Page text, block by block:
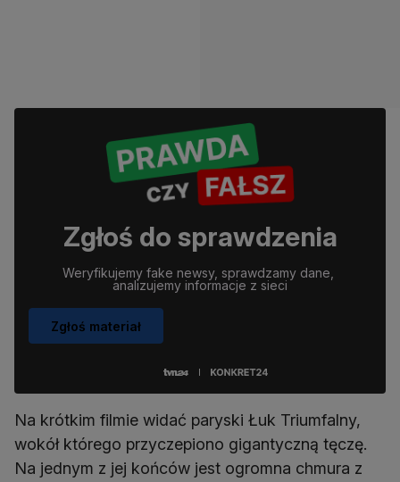
Zgłoś do sprawdzenia
Weryfikujemy fake newsy, sprawdzamy dane,
analizujemy informacje z sieci
Zgłoś materiał
Na krótkim filmie widać paryski Łuk Triumfalny,
wokół którego przyczepiono gigantyczną tęczę.
Na jednym z jej końców jest ogromna chmura z